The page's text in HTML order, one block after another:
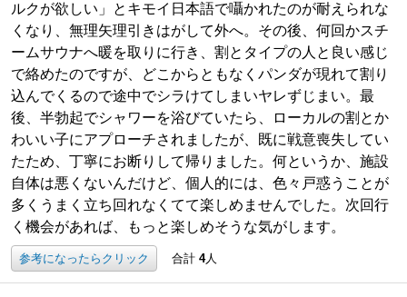
ルクが欲しい」とキモイ日本語で囁かれたのが耐えられな
くなり、無理矢理引きはがして外へ。その後、何回かスチ
ームサウナへ暖を取りに行き、割とタイプの人と良い感じ
で絡めたのですが、どこからともなくパンダが現れて割り
込んでくるので途中でシラけてしまいヤレずじまい。最
後、半勃起でシャワーを浴びていたら、ローカルの割とか
わいい子にアプローチされましたが、既に戦意喪失してい
たため、丁寧にお断りして帰りました。何というか、施設
自体は悪くないんだけど、個人的には、色々戸惑うことが
多くうまく立ち回れなくてて楽しめませんでした。次回行
く機会があれば、もっと楽しめそうな気がします。
参考になったらクリック 合計 4人